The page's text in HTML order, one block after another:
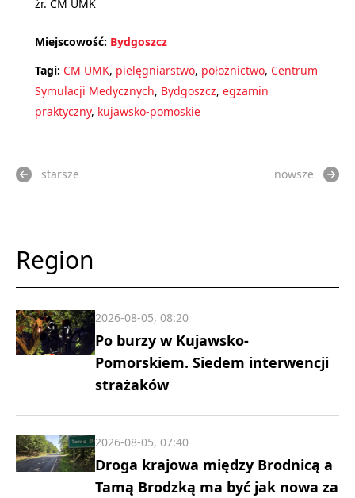
źr. CM UMK
Miejscowość: Bydgoszcz
Tagi: CM UMK, pielęgniarstwo, położnictwo, Centrum
Symulacji Medycznych, Bydgoszcz, egzamin
praktyczny, kujawsko-pomoskie
starsze nowsze
Region
Po burzy w Kujawsko-
Pomorskiem. Siedem interwencji
strażaków
2026-08-05, 08:20
Droga krajowa między Brodnicą a
Tamą Brodzką ma być jak nowa za
2026-08-05, 07:40